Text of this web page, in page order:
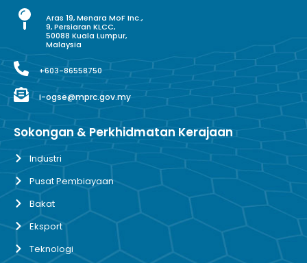
Aras 19, Menara MoF Inc.,
9, Persiaran KLCC,
50088 Kuala Lumpur,
Malaysia
+603-86558750
i-ogse@mprc.gov.my
Sokongan & Perkhidmatan Kerajaan
Industri
Pusat Pembiayaan
Bakat
Eksport
Teknologi